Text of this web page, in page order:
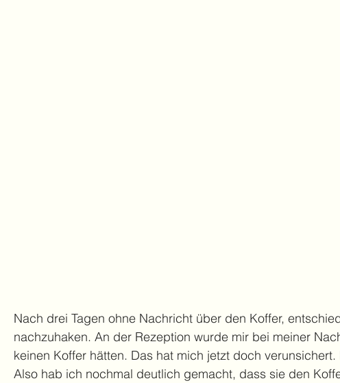
Nach drei Tagen ohne Nachricht über den Koffer,
nachzuhaken. An der Rezeption wurde mir bei meiner
keinen Koffer hätten. Das hat mich jetzt doch
Also hab ich nochmal deutlich gemacht, dass sie den